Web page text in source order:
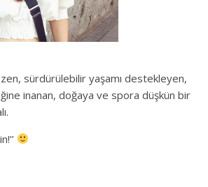
sürdürülebilir yaşamı destekleyen,
inanan, doğaya ve spora düşkün bir